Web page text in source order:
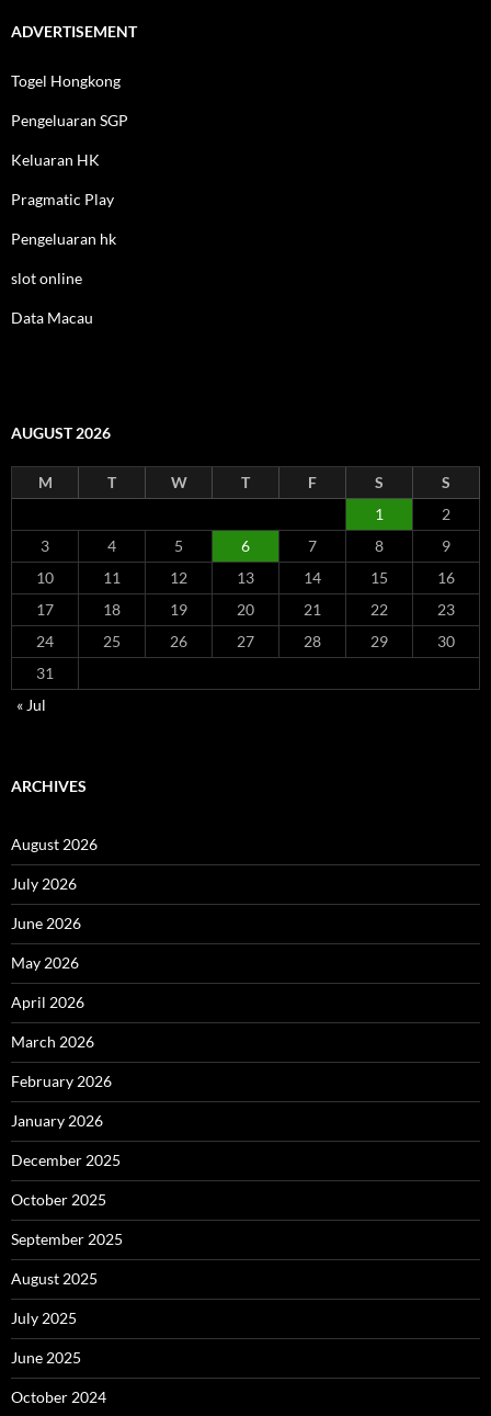
ADVERTISEMENT
Togel Hongkong
Pengeluaran SGP
Keluaran HK
Pragmatic Play
Pengeluaran hk
slot online
Data Macau
AUGUST 2026
M T W T F S
S
1
2
3
4 5 6 7 8
9
10
11 12 13 14 15
16
17
18 19 20 21 22
23
24
25 26 27 28 29
30
31
« Jul
ARCHIVES
August 2026
July 2026
June 2026
May 2026
April 2026
March 2026
February 2026
January 2026
December 2025
October 2025
September 2025
August 2025
July 2025
June 2025
October 2024